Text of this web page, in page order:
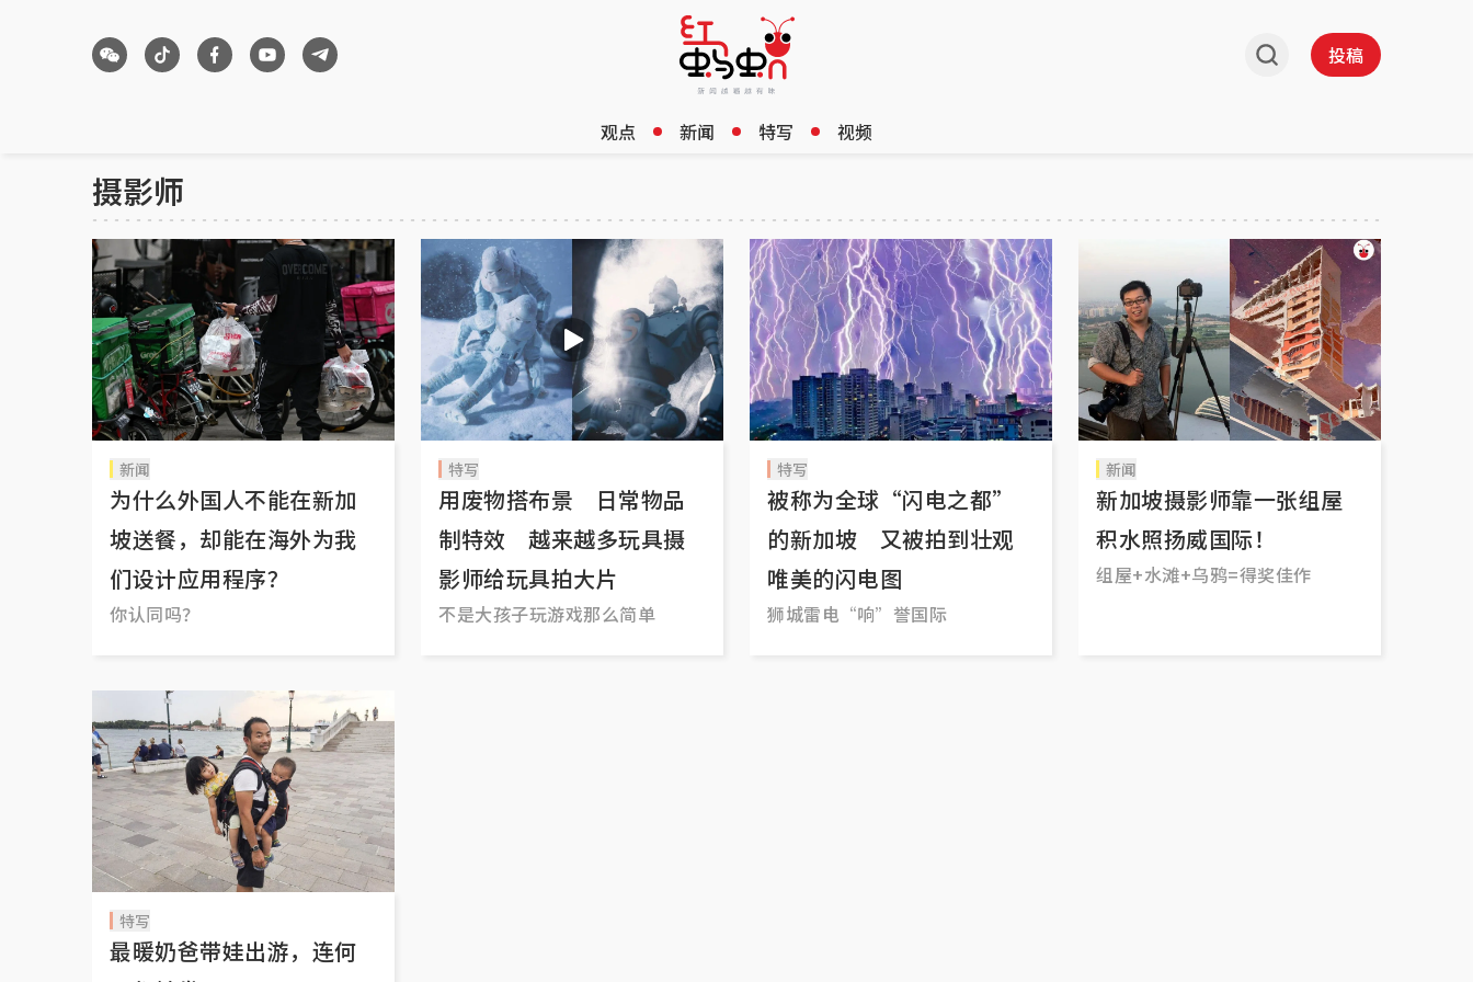
投稿
观点 新闻 特写 视频
摄影师
新闻
为什么外国人不能在新加
坡送餐，却能在海外为我
们设计应用程序？
你认同吗？
特写
用废物搭布景 日常物品
制特效 越来越多玩具摄
影师给玩具拍大片
不是大孩子玩游戏那么简单
特写
被称为全球“闪电之都”
的新加坡 又被拍到壮观
唯美的闪电图
狮城雷电“响”誉国际
新闻
新加坡摄影师靠一张组屋
积水照扬威国际！
组屋+水滩+乌鸦=得奖佳作
特写
最暖奶爸带娃出游，连何